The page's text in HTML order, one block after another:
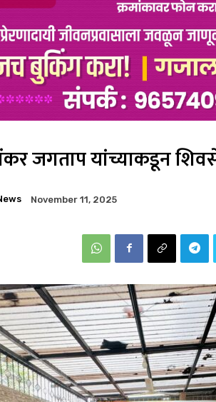
जगताप यांच्याकडून
November 11, 2025